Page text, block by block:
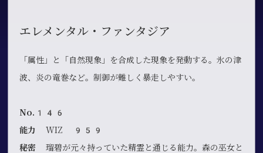
エレメンタル・ファンタジア
「属性」と「自然現象」を合成した現象を発動する。氷の津
波、炎の竜巻など。制御が難しく暴走しやすい。
No.146
能力WIZ 959
秘密 瑠碧が元々持っていた精霊と通じる能力。森の巫女と